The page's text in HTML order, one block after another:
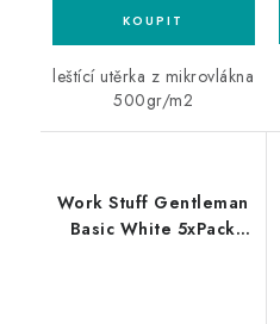
leštící utěrka z mikrovlákna
500gr/m2
Work Stuff Gentleman
Basic White 5xPack